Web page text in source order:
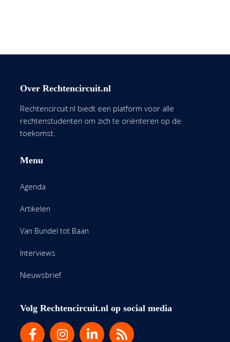
Over Rechtencircuit.nl
Rechtencircuit.nl biedt een platform voor alle
rechtenstudenten om zich te oriënteren op de
toekomst.
Menu
Agenda
Artikelen
Van Bundel tot Baan
Interviews
Nieuwsbrief
Volg Rechtencircuit.nl op social media